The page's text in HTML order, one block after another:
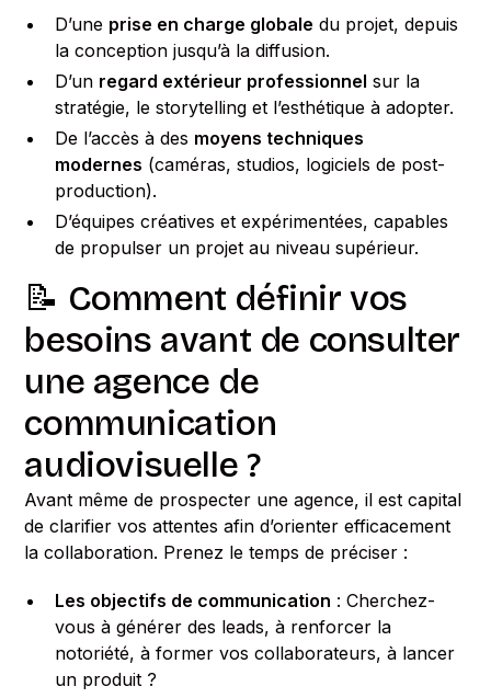
D’une prise en charge globale du projet, depuis
la conception jusqu’à la diffusion.
D’un regard extérieur professionnel sur la
stratégie, le storytelling et l’esthétique à adopter.
De l’accès à des moyens techniques
modernes (caméras, studios, logiciels de post-
production).
D’équipes créatives et expérimentées, capables
de propulser un projet au niveau supérieur.
📝 Comment définir vos
besoins avant de consulter
une agence de
communication
audiovisuelle ?
Avant même de prospecter une agence, il est capital
de clarifier vos attentes afin d’orienter efficacement
la collaboration. Prenez le temps de préciser :
Les objectifs de communication : Cherchez-
vous à générer des leads, à renforcer la
notoriété, à former vos collaborateurs, à lancer
un produit ?